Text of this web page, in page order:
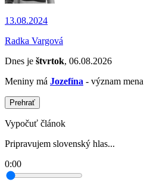
13.08.2024
Radka Vargová
Dnes je štvrtok, 06.08.2026
Meniny má Jozefína - význam mena
Prehrať
Vypočuť článok
Pripravujem slovenský hlas...
0:00